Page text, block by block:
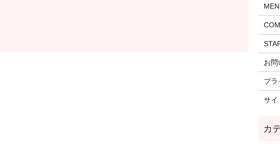
お問
プラ
サイ